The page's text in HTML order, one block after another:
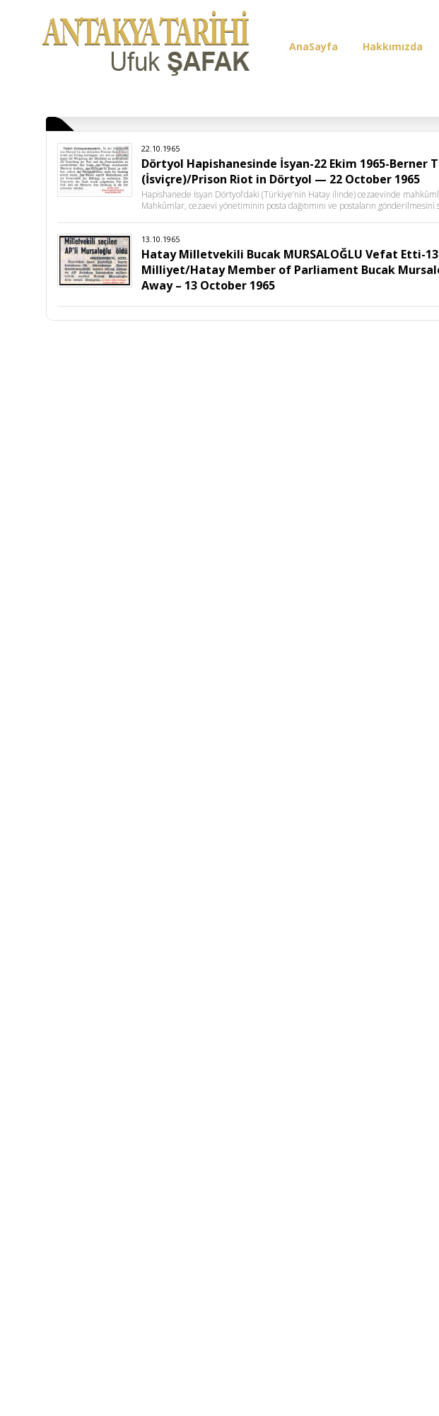
AnaSayfa Hakkımızda
22.10.1965
Dörtyol Hapishanesinde İsyan-22 Ekim 1965-Berner
(İsviçre)/Prison Riot in Dörtyol — 22 October 1965
Hapishanede İsyan Dörtyol’daki (Türkiye’nin Hatay ilinde) cezaevinde
Mahkûmlar, cezaevi yönetiminin posta dağıtımını ve postaların gönderilmesini
13.10.1965
Hatay Milletvekili Bucak MURSALOĞLU Vefat Etti-13
Milliyet/Hatay Member of Parliament Bucak
Away – 13 October 1965